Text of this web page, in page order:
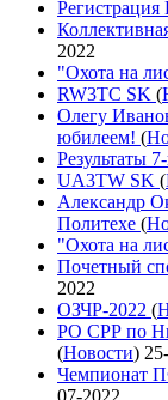
2022
"Охота на
RW3TC SK (
Олегу
юбилеем! (
Результаты
UA3TW SK (
Александр
Политехе (
"Охота на
Почетный
2022
ОЗЧР-2022 (
РО СРР по
(Новости)
Чемпионат
07-2022